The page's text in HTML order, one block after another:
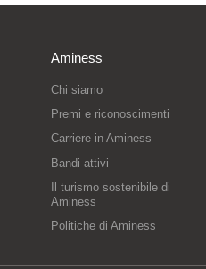
Aminess
Chi siamo
Premi e riconoscimenti
Carriere in Aminess
Bandi attivi
Il turismo sostenibile di
Aminess
Politiche di Aminess